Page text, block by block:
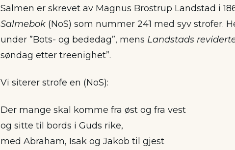
Salmen er skrevet av Magnus Brostrup Landstad i
Salmebok (NoS) som nummer 241 med syv strofer.
under ”Bots- og bededag”, mens Landstads
søndag etter treenighet”.
Vi siterer strofe en (NoS):
Der mange skal komme fra øst og fra vest
og sitte til bords i Guds rike,
med Abraham, Isak og Jakob til gjest